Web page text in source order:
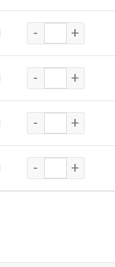
- +
- +
- +
- +